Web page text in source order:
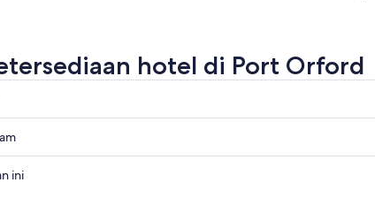
hotel di Port Orford
ini